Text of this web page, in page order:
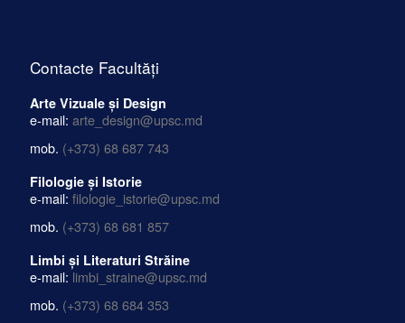
Contacte Facultăți
Arte Vizuale și Design
e-mail: arte_design@upsc.md
mob. (+373) 68 687 743
Filologie și Istorie
e-mail: filologie_istorie@upsc.md
mob. (+373) 68 681 857
Limbi și Literaturi Străine
e-mail: limbi_straine@upsc.md
mob. (+373) 68 684 353